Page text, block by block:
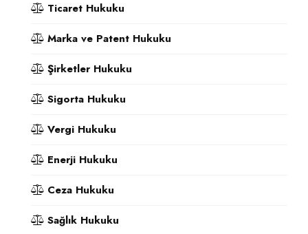
Ticaret Hukuku
Marka ve Patent Hukuku
Şirketler Hukuku
Sigorta Hukuku
Vergi Hukuku
Enerji Hukuku
Ceza Hukuku
Sağlık Hukuku